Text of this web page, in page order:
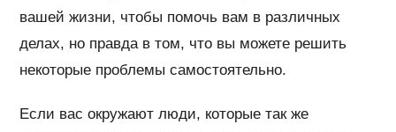
вашей жизни, чтобы помочь вам в различных
делах, но правда в том, что вы можете решить
некоторые проблемы самостоятельно.
Если вас окружают люди, которые так же